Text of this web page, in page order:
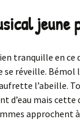
jeune
tranquille en ce
se réveille. Bémol
l’abeille.
d’eau mais cette
approchent